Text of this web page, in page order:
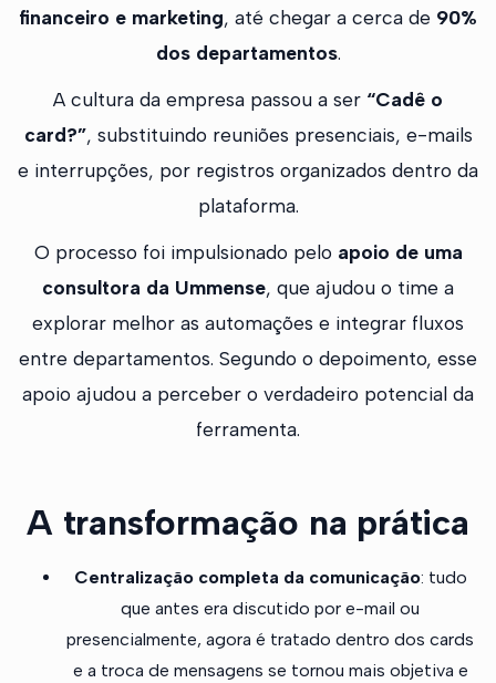
financeiro e marketing, até chegar a cerca de 90%
dos departamentos.
A cultura da empresa passou a ser “Cadê o
card?”, substituindo reuniões presenciais, e-mails
e interrupções, por registros organizados dentro da
plataforma.
O processo foi impulsionado pelo apoio de uma
consultora da Ummense, que ajudou o time a
explorar melhor as automações e integrar fluxos
entre departamentos. Segundo o depoimento, esse
apoio ajudou a perceber o verdadeiro potencial da
ferramenta.
A transformação na prática
Centralização completa da comunicação: tudo
que antes era discutido por e-mail ou
presencialmente, agora é tratado dentro dos cards
e a troca de mensagens se tornou mais objetiva e